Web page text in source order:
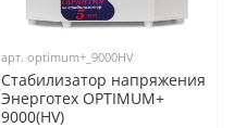
арт.optimum+_9000HV
Стабилизатор напряжения
Энерготех OPTIMUM+
9000(HV)